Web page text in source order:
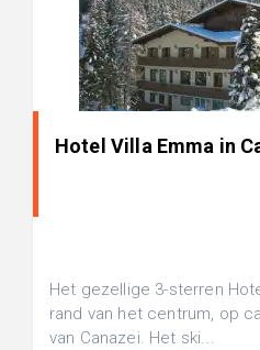
Hotel Villa Emma in
Het gezellige 3-sterren
rand van het centrum, op
van Canazei. Het ski...